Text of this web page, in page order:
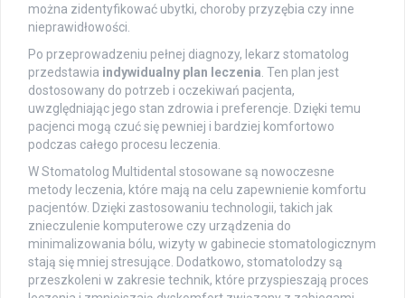
można zidentyfikować ubytki, choroby przyzębia czy inne
nieprawidłowości.
Po przeprowadzeniu pełnej diagnozy, lekarz stomatolog
przedstawia indywidualny plan leczenia . Ten plan jest
dostosowany do potrzeb i oczekiwań pacjenta,
uwzględniając jego stan zdrowia i preferencje. Dzięki temu
pacjenci mogą czuć się pewniej i bardziej komfortowo
podczas całego procesu leczenia.
W Stomatolog Multidental stosowane są nowoczesne
metody leczenia, które mają na celu zapewnienie komfortu
pacjentów. Dzięki zastosowaniu technologii, takich jak
znieczulenie komputerowe czy urządzenia do
minimalizowania bólu, wizyty w gabinecie stomatologicznym
stają się mniej stresujące. Dodatkowo, stomatolodzy są
przeszkoleni w zakresie technik, które przyspieszają proces